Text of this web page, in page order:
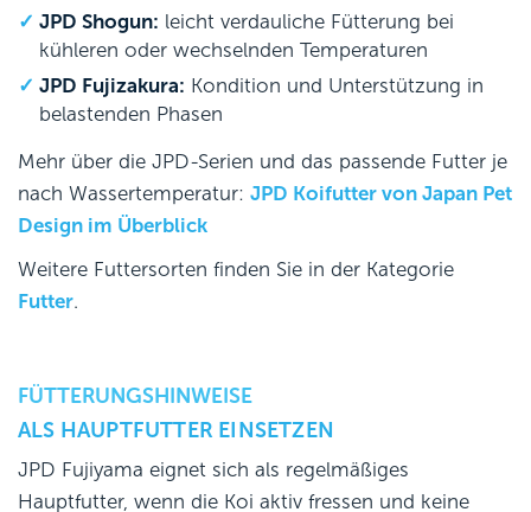
JPD Shogun: leicht verdauliche Fütterung bei
kühleren oder wechselnden Temperaturen
JPD Fujizakura: Kondition und Unterstützung in
belastenden Phasen
Mehr über die JPD-Serien und das passende Futter je
nach Wassertemperatur: JPD Koifutter von Japan Pet
Design im Überblick
Weitere Futtersorten finden Sie in der Kategorie
Futter.
FÜTTERUNGSHINWEISE
ALS HAUPTFUTTER EINSETZEN
JPD Fujiyama eignet sich als regelmäßiges
Hauptfutter, wenn die Koi aktiv fressen und keine